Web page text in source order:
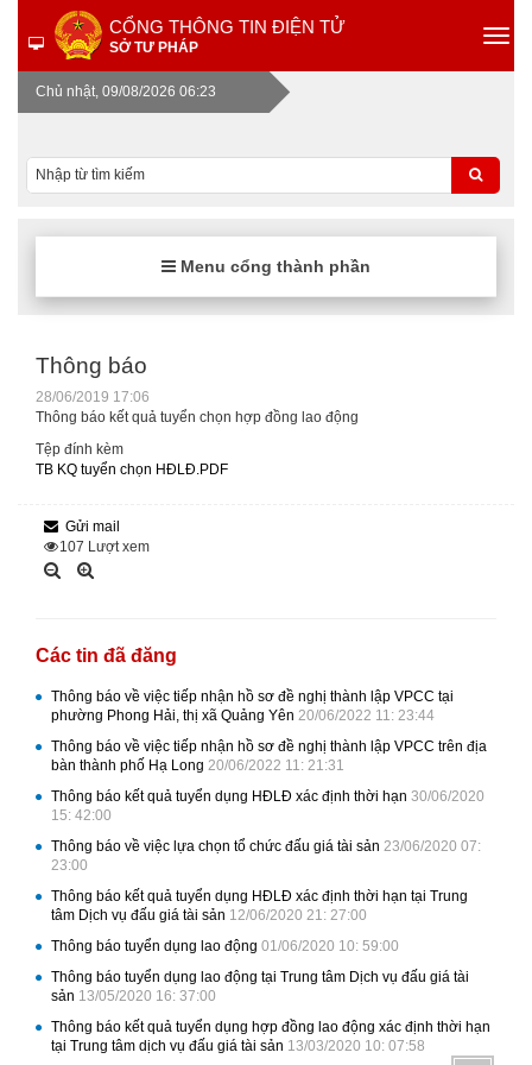
CỔNG THÔNG TIN ĐIỆN TỬ
SỞ TƯ PHÁP
Chủ nhật, 09/08/2026 06:23
Menu cổng thành phần
Thông báo
28/06/2019 17:06
Thông báo kết quả tuyển chọn hợp đồng lao động
Tệp đính kèm
TB KQ tuyển chọn HĐLĐ.PDF
Gửi mail
107 Lượt xem
Các tin đã đăng
Thông báo về việc tiếp nhận hồ sơ đề nghị thành lập VPCC tại
phường Phong Hải, thị xã Quảng Yên 20/06/2022 11: 23:44
Thông báo về việc tiếp nhận hồ sơ đề nghị thành lập VPCC trên địa
bàn thành phố Hạ Long 20/06/2022 11: 21:31
Thông báo kết quả tuyển dụng HĐLĐ xác định thời hạn 30/06/2020
15: 42:00
Thông báo về việc lựa chọn tổ chức đấu giá tài sản 23/06/2020 07:
23:00
Thông báo kết quả tuyển dụng HĐLĐ xác định thời hạn tại Trung
tâm Dịch vụ đấu giá tài sản 12/06/2020 21: 27:00
Thông báo tuyển dụng lao động 01/06/2020 10: 59:00
Thông báo tuyển dụng lao động tại Trung tâm Dịch vụ đấu giá tài
sản 13/05/2020 16: 37:00
Thông báo kết quả tuyển dụng hợp đồng lao động xác định thời hạn
tại Trung tâm dịch vụ đấu giá tài sản 13/03/2020 10: 07:58